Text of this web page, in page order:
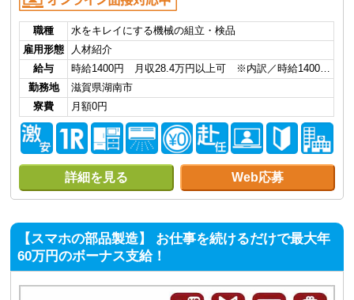
職種
水をキレイにする機械の組立・検品
雇用形態
人材紹介
給与
時給1400円 月収28.4万円以上可 ※内訳／時給1400…
勤務地
滋賀県湖南市
寮費
月額0円
詳細を見る Web応募
【スマホの部品製造】 お仕事を続けるだけで最大年
60万円のボーナス支給！